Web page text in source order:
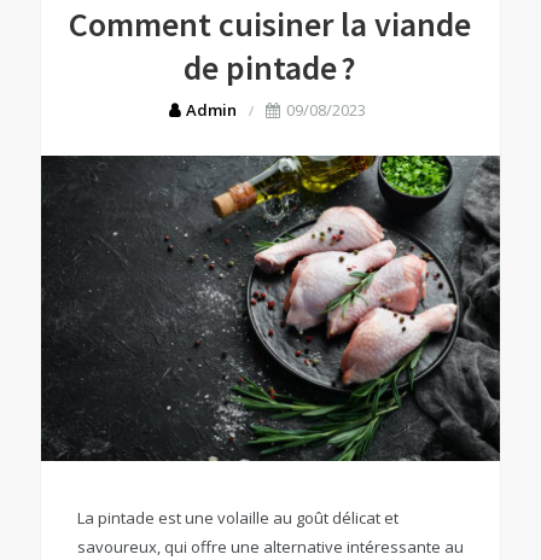
Comment cuisiner la viande
de pintade ?
Admin 09/08/2023
La pintade est une volaille au goût délicat et
savoureux, qui offre une alternative intéressante au